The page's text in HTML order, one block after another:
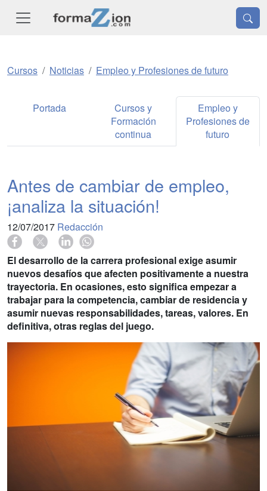
Cursos Noticias Empleo y Profesiones de futuro
Portada
Cursos y
Formación
continua
Empleo y
Profesiones de
futuro
Antes de cambiar de empleo,
¡analiza la situación!
12/07/2017 Redacción
El desarrollo de la carrera profesional exige asumir
nuevos desafíos que afecten positivamente a nuestra
trayectoria. En ocasiones, esto significa empezar a
trabajar para la competencia, cambiar de residencia y
asumir nuevas responsabilidades, tareas, valores. En
definitiva, otras reglas del juego.